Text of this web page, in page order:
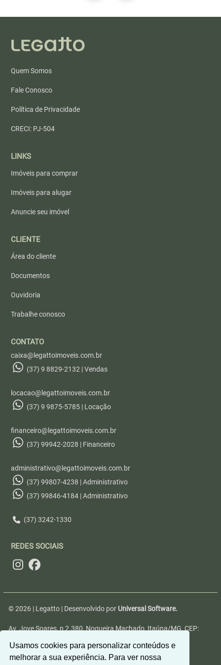
Usamos cookies para personalizar conteúdos e
melhorar a sua experiência. Para ver nossa
Quem Somos
Fale Conosco
Política de Privacidade
CRECI: PJ-504
LINKS
Imóveis para comprar
Imóveis para alugar
Anuncie seu imóvel
CLIENTE
Área do cliente
Documentos
Ouvidoria
Trabalhe conosco
CONTATO
caixa@legattoimoveis.com.br
(37) 9 8829-2132 | Vendas
locacao@legattoimoveis.com.br
(37) 9 9875-5785 | Locação
financeiro@legattoimoveis.com.br
(37) 99942-2028 | Financeiro
administrativo@legattoimoveis.com.br
(37) 99807-4238 | Administrativo
(37) 99846-4184 | Administrativo
(37) 3242-1330
REDES SOCIAIS
© 2026 | Legatto | Desenvolvido por Universal Software.
Av. Jove Soares, n 2.380, Nogueira Machado, Itaúna/MG, CEP: